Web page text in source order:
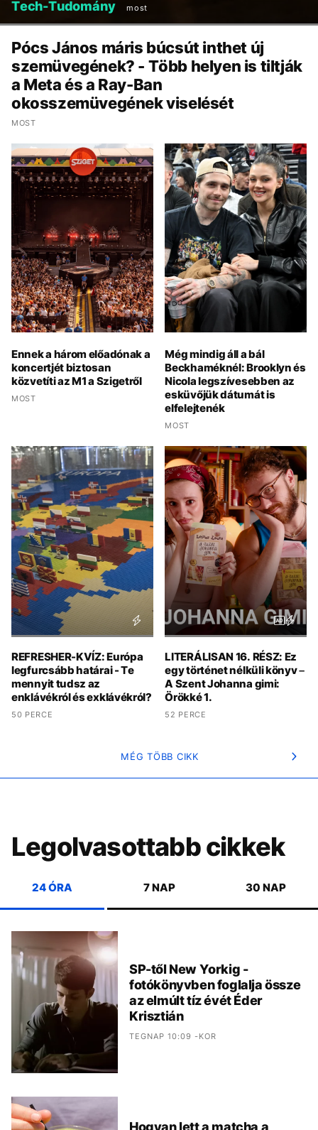
Tech-Tudomány most
Pócs János máris búcsút inthet új
szemüvegének? - Több helyen is tiltják
a Meta és a Ray-Ban
okosszemüvegének viselését
MOST
Ennek a három előadónak a
koncertjét biztosan
közvetíti az M1 a Szigetről
MOST
Még mindig áll a bál
Beckhaméknél: Brooklyn és
Nicola legszívesebben az
esküvőjük dátumát is
elfelejtenék
MOST
REFRESHER-KVÍZ: Európa
legfurcsább határai - Te
mennyit tudsz az
enklávékról és exklávékról?
50 PERCE
LITERÁLISAN 16. RÉSZ: Ez
egy történet nélküli könyv –
A Szent Johanna gimi:
Örökké 1.
52 PERCE
MÉG TÖBB CIKK
Legolvasottabb cikkek
24 ÓRA 7 NAP 30 NAP
SP-től New Yorkig -
fotókönyvben foglalja össze
az elmúlt tíz évét Éder
Krisztián
TEGNAP 10:09 -KOR
Hogyan lett a matcha a